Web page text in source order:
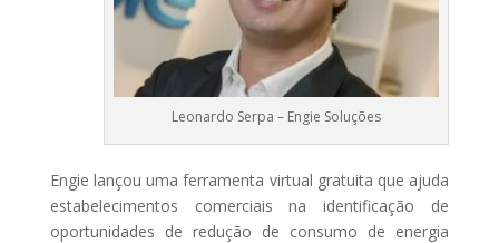
Leonardo Serpa – Engie Soluções
Engie lançou uma ferramenta virtual gratuita que ajuda
estabelecimentos comerciais na identificação de
oportunidades de redução de consumo de energia